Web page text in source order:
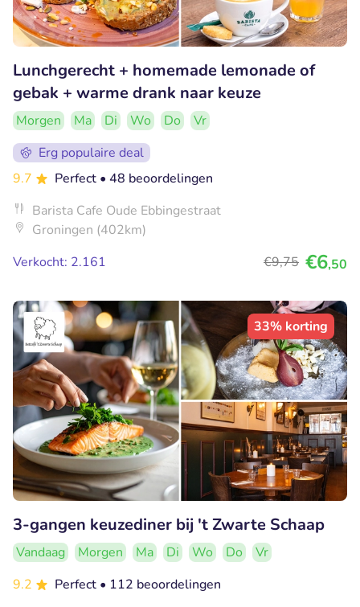
Lunchgerecht + homemade lemonade of
gebak + warme drank naar keuze
Morgen Ma Di Wo Do
Vr
Erg populaire deal
9.7
Perfect • 48 beoordelingen
Barista Cafe Oude Ebbingestraat
Groningen (402km)
Verkocht: 2.161
€9,75 €6,50
33% korting
3-gangen keuzediner bij 't Zwarte Schaap
Vandaag Morgen Ma Di Wo Do
Vr
9.2
Perfect • 112 beoordelingen